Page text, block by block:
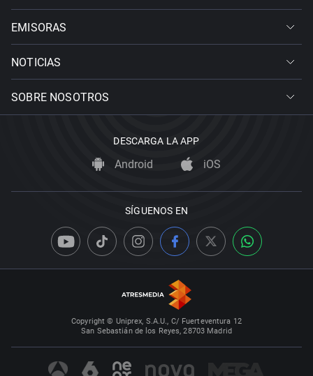
EMISORAS
NOTICIAS
SOBRE NOSOTROS
DESCARGA LA APP
Android iOS
SÍGUENOS EN
Copyright © Uniprex, S.A.U., C/ Fuerteventura 12
San Sebastián de los Reyes, 28703 Madrid